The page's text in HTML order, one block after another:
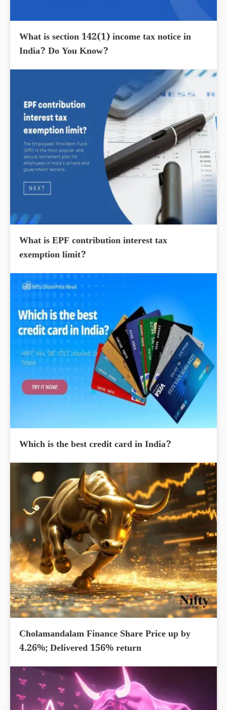
What is section 142(1) income tax notice in
India? Do You Know?
What is EPF contribution interest tax
exemption limit?
Which is the best credit card in India?
Cholamandalam Finance Share Price up by
4.26%; Delivered 156% return